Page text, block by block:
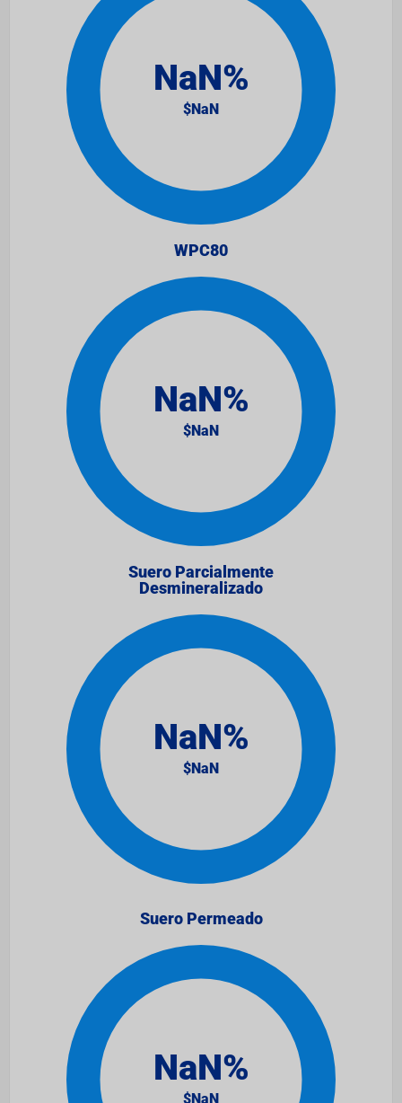
WPC80
Suero Parcialmente
Desmineralizado
Suero Permeado